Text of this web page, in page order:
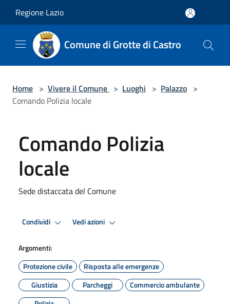
Regione Lazio
Comune di Grotte di Castro
Home > Vivere il Comune > Luoghi > Palazzo >
Comando Polizia locale
Comando Polizia
locale
Sede distaccata del Comune
Condividi Vedi azioni
Argomenti:
Protezione civile
Risposta alle emergenze
Giustizia
Parcheggi
Commercio ambulante